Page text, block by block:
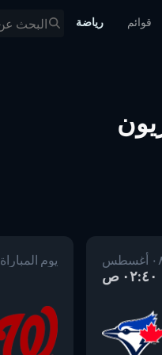
قوائم رياضة
٠٢:٤٠ ص
يوم المباراة 1